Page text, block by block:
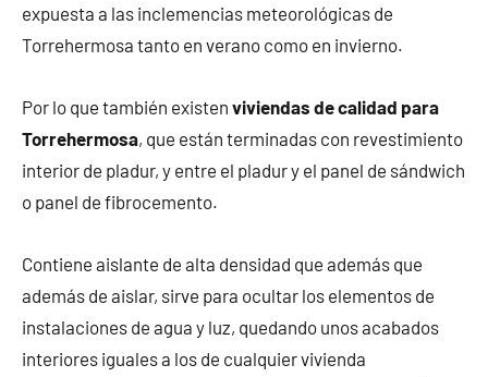
expuesta a las inclemencias meteorológicas de
Torrehermosa tanto en verano como en invierno.
Por lo que también existen viviendas de calidad para
Torrehermosa, que están terminadas con revestimiento
interior de pladur, y entre el pladur y el panel de sándwich
o panel de fibrocemento.
Contiene aislante de alta densidad que además que
además de aislar, sirve para ocultar los elementos de
instalaciones de agua y luz, quedando unos acabados
interiores iguales a los de cualquier vivienda